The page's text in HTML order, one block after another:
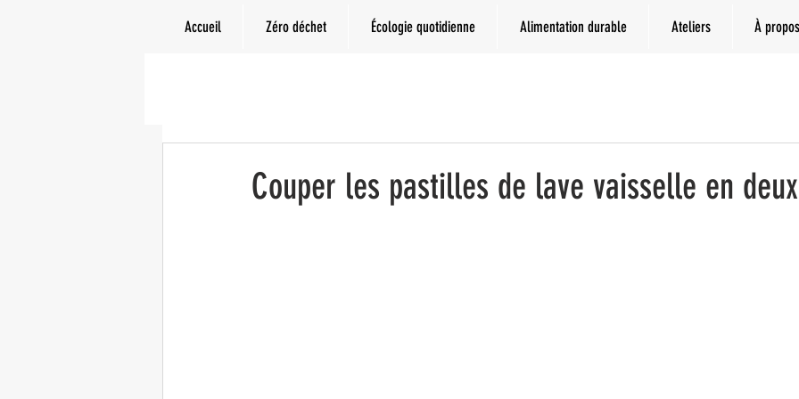
Accueil Zéro déchet Écologie quotidienne Alimentation durable Ateliers À propos
Couper les pastilles de lave vaisselle en deux